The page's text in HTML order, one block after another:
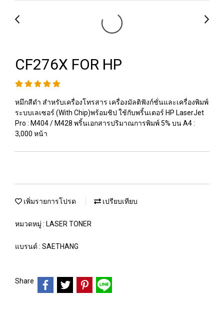
CF276X FOR HP
หมึกสีดำ สำหรับเครื่องโทรสาร เครื่องมัลติฟังก์ชั่นและเครื่องพิมพ์
ระบบเลเซอร์ (With Chip)พร้อมชิป ใช้กับพริ้นเตอร์ HP LaserJet
Pro : M404 / M428 พริ้นเอกสารปริมาณการพิมพ์ 5% บน A4 :
3,000 หน้า
เพิ่มรายการโปรด เปรียบเทียบ
หมวดหมู่ : LASER TONER
แบรนด์ : SAETHANG
Share